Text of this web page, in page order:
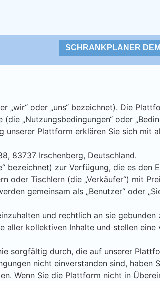
SCHRANKPLANER
„wir“ oder „uns“ bezeichnet). Die
„Nutzungsbedingungen“ oder
unserer Plattform erklären Sie sich mit
83737 Irschenberg, Deutschland.
bezeichnet) zur Verfügung, die es den
oder Tischlern (die „Verkäufer“) mit
gemeinsam als „Benutzer“ oder
und rechtlich an sie gebunden
aller kollektiven Inhalte und stellen eine
sorgfältig durch, die auf unserer
nicht einverstanden sind, haben
Wenn Sie die Plattform nicht in